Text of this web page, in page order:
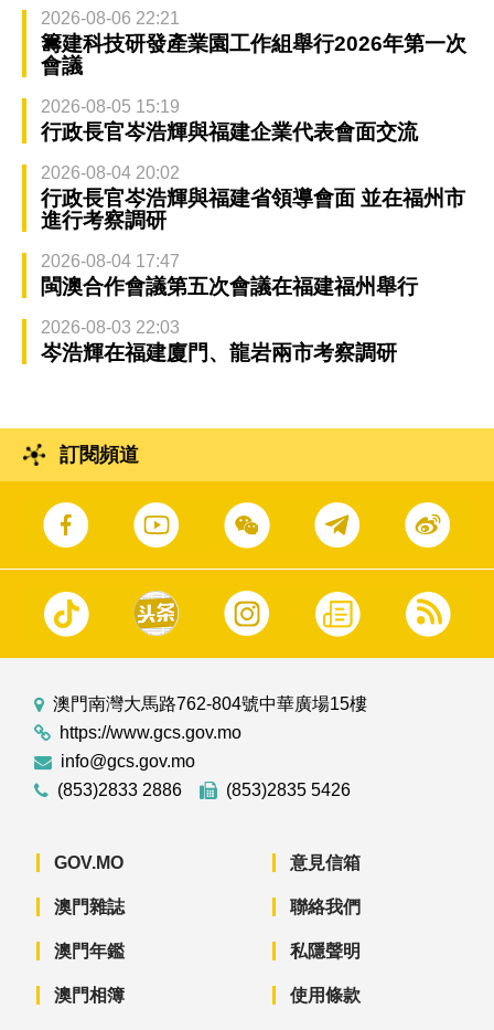
2026-08-06 22:21
籌建科技研發產業園工作組舉行2026年第一次
會議
2026-08-05 15:19
行政長官岑浩輝與福建企業代表會面交流
2026-08-04 20:02
行政長官岑浩輝與福建省領導會面 並在福州市
進行考察調研
2026-08-04 17:47
閩澳合作會議第五次會議在福建福州舉行
2026-08-03 22:03
岑浩輝在福建廈門、龍岩兩市考察調研
訂閱頻道
澳門南灣大馬路762-804號中華廣場15樓
https://www.gcs.gov.mo
info@gcs.gov.mo
(853)2833 2886
(853)2835 5426
GOV.MO
澳門雜誌
澳門年鑑
澳門相簿
意見信箱
聯絡我們
私隱聲明
使用條款